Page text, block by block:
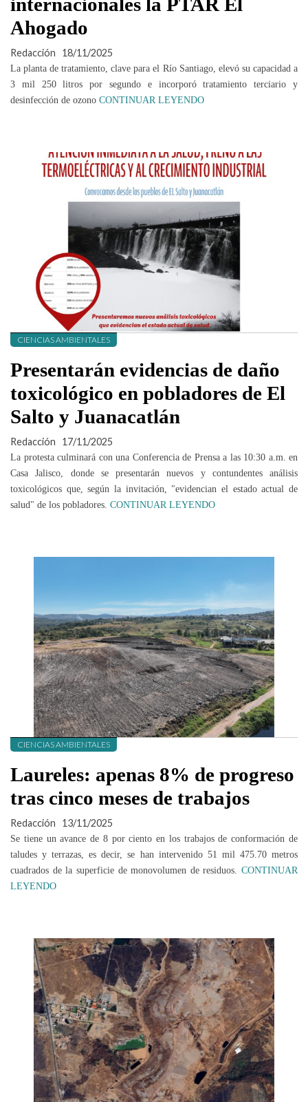
internacionales la PTAR El
Ahogado
Redacción 18/11/2025
La planta de tratamiento, clave para el Río Santiago, elevó su capacidad a
3 mil 250 litros por segundo e incorporó tratamiento terciario y
desinfección de ozono CONTINUAR LEYENDO
CIENCIAS AMBIENTALES
Presentarán evidencias de daño
toxicológico en pobladores de El
Salto y Juanacatlán
Redacción 17/11/2025
La protesta culminará con una Conferencia de Prensa a las 10:30 a.m. en
Casa Jalisco, donde se presentarán nuevos y contundentes análisis
toxicológicos que, según la invitación, "evidencian el estado actual de
salud" de los pobladores. CONTINUAR LEYENDO
CIENCIAS AMBIENTALES
Laureles: apenas 8% de progreso
tras cinco meses de trabajos
Redacción 13/11/2025
Se tiene un avance de 8 por ciento en los trabajos de conformación de
taludes y terrazas, es decir, se han intervenido 51 mil 475.70 metros
cuadrados de la superficie de monovolumen de residuos. CONTINUAR
LEYENDO